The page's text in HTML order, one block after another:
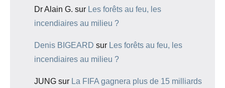
Dr Alain G. sur Les forêts au feu, les
incendiaires au milieu ?
Denis BIGEARD sur Les forêts au feu, les
incendiaires au milieu ?
JUNG sur La FIFA gagnera plus de 15 milliards